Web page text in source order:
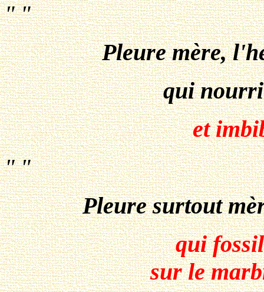
" "
Pleure mère,
qui
et
" "
Pleure surtout
qui
sur le